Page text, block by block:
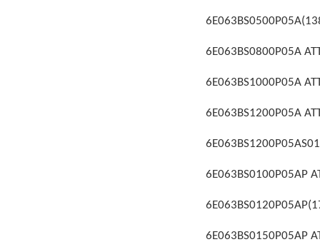
6E063BS0800P05A
6E063BS1000P05A
6E063BS1200P05A
6E063BS1200P05AS01
6E063BS0100P05AP
6E063BS0150P05AP